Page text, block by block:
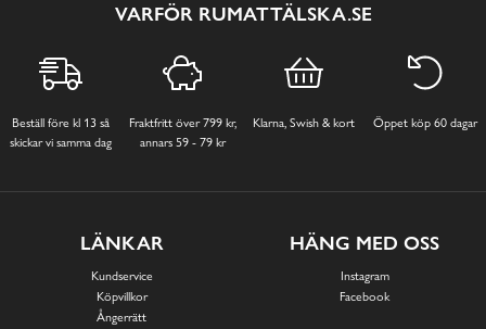
VARFÖR RUMATTÄLSKA.SE
Beställ före kl 13 så
skickar vi samma dag
Fraktfritt över 799 kr,
annars 59 - 79 kr
Klarna, Swish & kort Öppet köp 60 dagar
LÄNKAR
Kundservice
Köpvillkor
Ångerrätt
HÄNG MED OSS
Instagram
Facebook